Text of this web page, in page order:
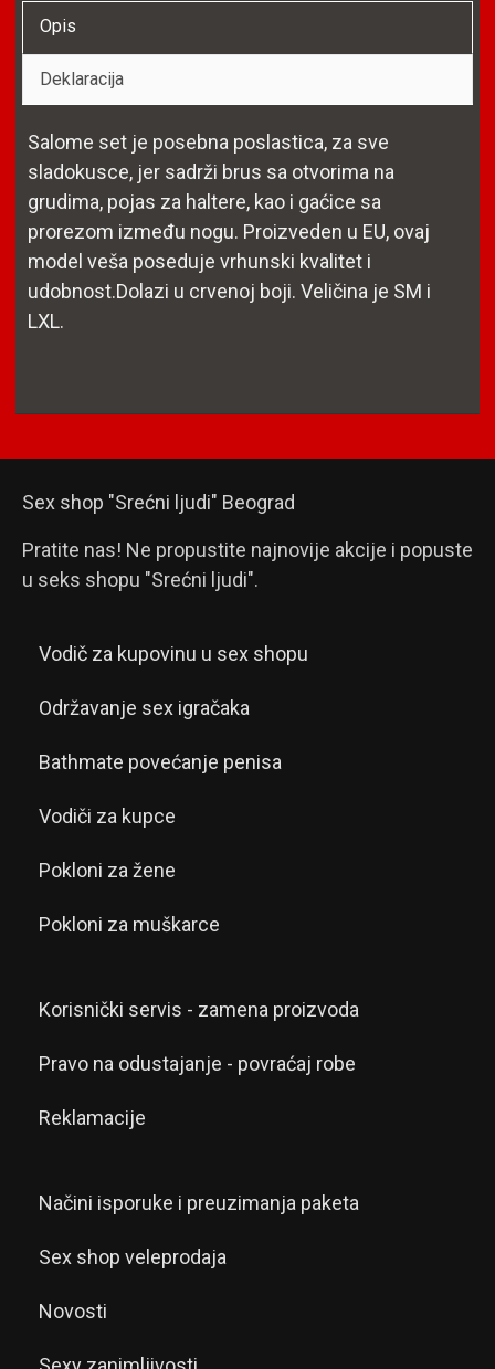
Opis
Deklaracija
Salome set je posebna poslastica, za sve
sladokusce, jer sadrži brus sa otvorima na
grudima, pojas za haltere, kao i gaćice sa
prorezom između nogu. Proizveden u EU, ovaj
model veša poseduje vrhunski kvalitet i
udobnost.Dolazi u crvenoj boji. Veličina je SM i
LXL.
Sex shop "Srećni ljudi" Beograd
Pratite nas! Ne propustite najnovije akcije i popuste
u seks shopu "Srećni ljudi".
Vodič za kupovinu u sex shopu
Održavanje sex igračaka
Bathmate povećanje penisa
Vodiči za kupce
Pokloni za žene
Pokloni za muškarce
Korisnički servis - zamena proizvoda
Pravo na odustajanje - povraćaj robe
Reklamacije
Načini isporuke i preuzimanja paketa
Sex shop veleprodaja
Novosti